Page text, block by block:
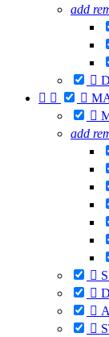
add

  

add



